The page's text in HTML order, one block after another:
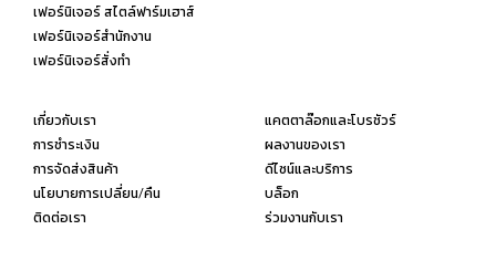
เฟอร์นิเจอร์ สไตล์ฟาร์มเฮาส์
เฟอร์นิเจอร์สำนักงาน
เฟอร์นิเจอร์สั่งทำ
เกี่ยวกับเรา
การชำระเงิน
การจัดส่งสินค้า
นโยบายการเปลี่ยน/คืน
ติดต่อเรา
แคตตาล๊อกและโบรชัวร์
ผลงานของเรา
ดีไซน์และบริการ
บล็อก
ร่วมงานกับเรา